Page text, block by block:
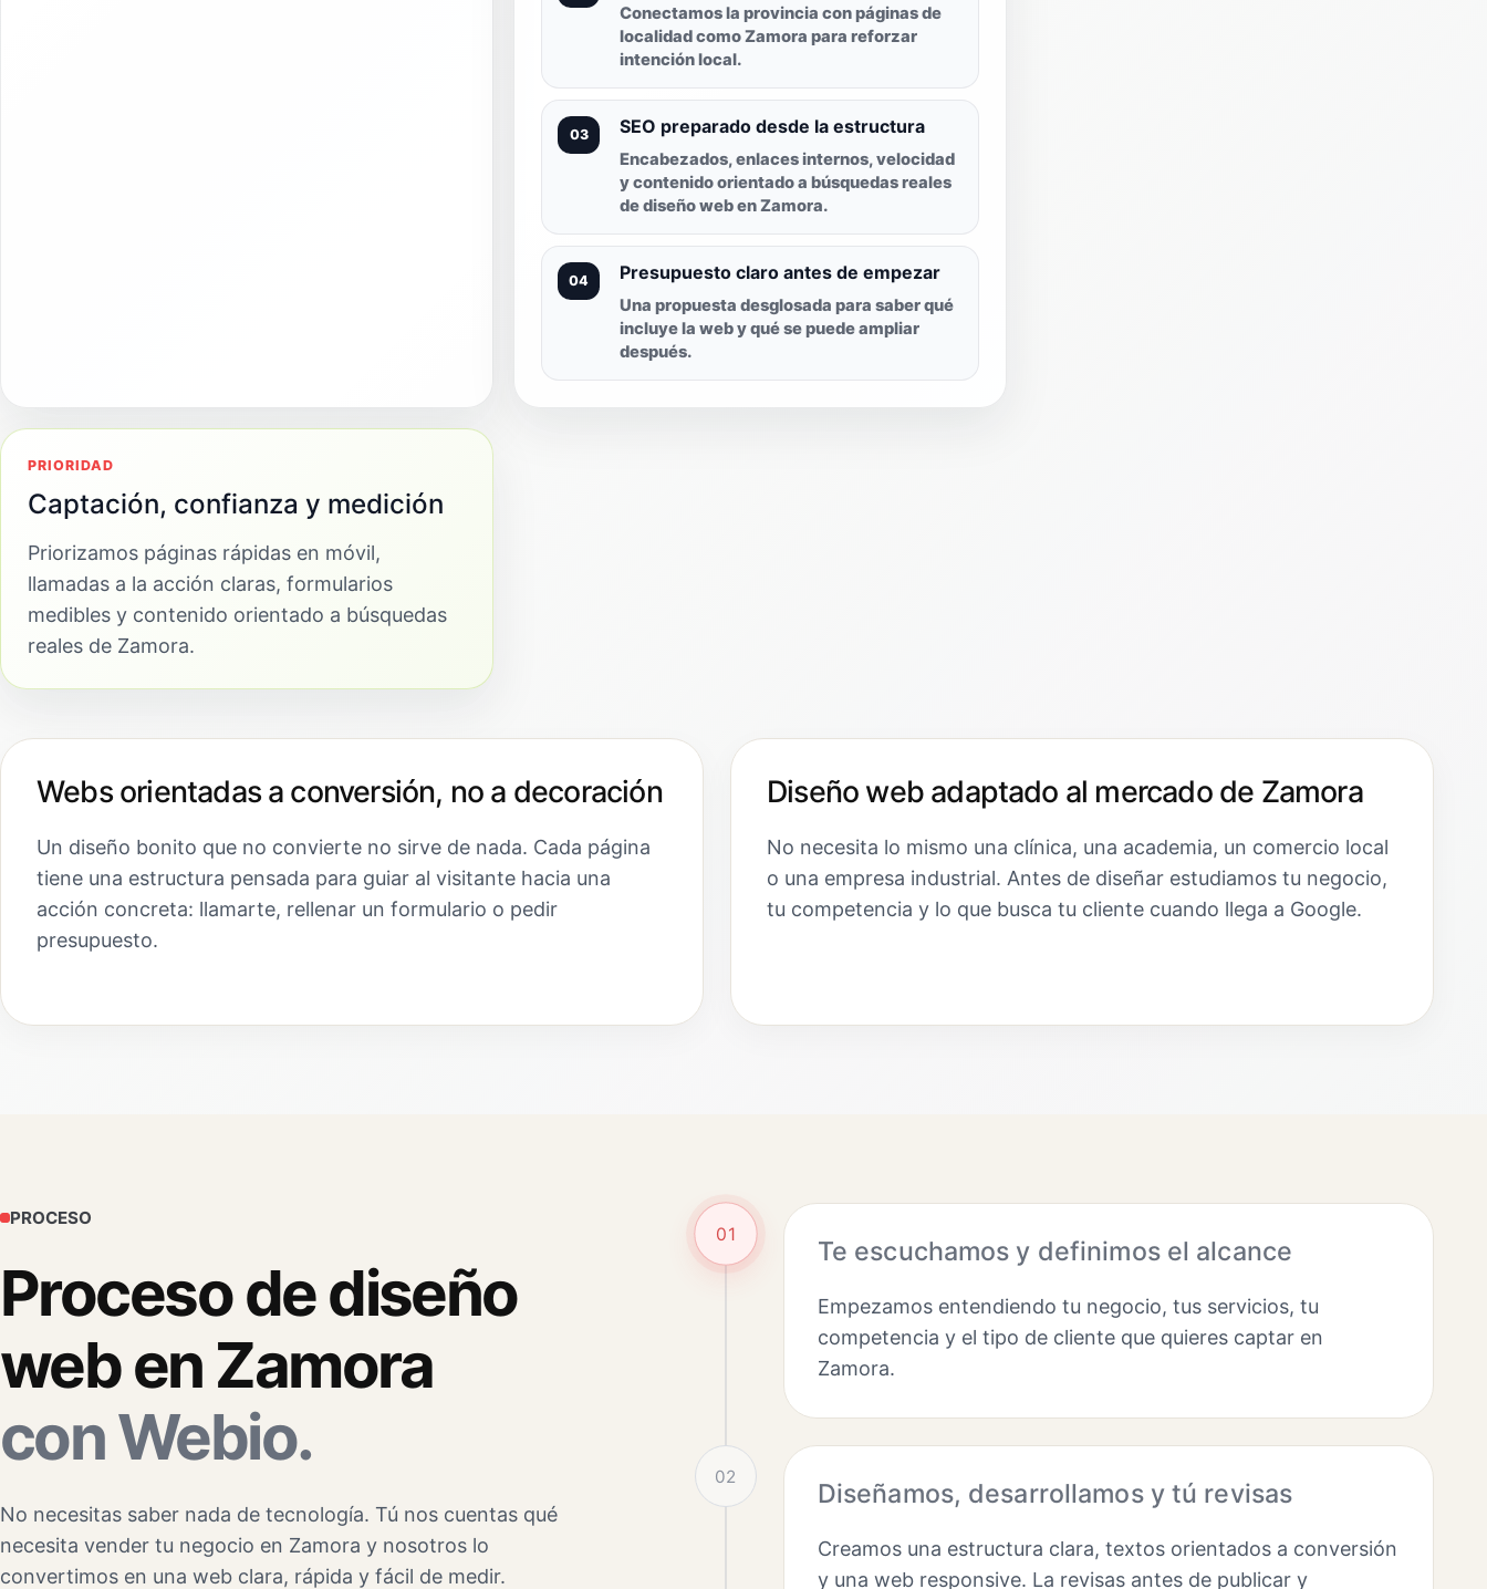
Conectamos la provincia con páginas de
localidad como Zamora para reforzar
intención local.
03 SEO preparado desde la estructura
Encabezados, enlaces internos, velocidad
y contenido orientado a búsquedas reales
de diseño web en Zamora.
04 Presupuesto claro antes de empezar
Una propuesta desglosada para saber qué
incluye la web y qué se puede ampliar
después.
PRIORIDAD
Captación, confianza y medición
Priorizamos páginas rápidas en móvil,
llamadas a la acción claras, formularios
medibles y contenido orientado a búsquedas
reales de Zamora.
Webs orientadas a conversión, no a decoración
Un diseño bonito que no convierte no sirve de nada. Cada página
tiene una estructura pensada para guiar al visitante hacia una
acción concreta: llamarte, rellenar un formulario o pedir
presupuesto.
Diseño web adaptado al mercado de Zamora
No necesita lo mismo una clínica, una academia, un comercio local
o una empresa industrial. Antes de diseñar estudiamos tu negocio,
tu competencia y lo que busca tu cliente cuando llega a Google.
PROCESO
Proceso de diseño
web en Zamora
con Webio.
No necesitas saber nada de tecnología. Tú nos cuentas qué
necesita vender tu negocio en Zamora y nosotros lo
convertimos en una web clara, rápida y fácil de medir.
01
Te escuchamos y definimos el alcance
Empezamos entendiendo tu negocio, tus servicios, tu
competencia y el tipo de cliente que quieres captar en
Zamora.
02
Diseñamos, desarrollamos y tú revisas
Creamos una estructura clara, textos orientados a conversión
y una web responsive. La revisas antes de publicar y